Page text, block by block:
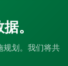
。
规划。我们将共